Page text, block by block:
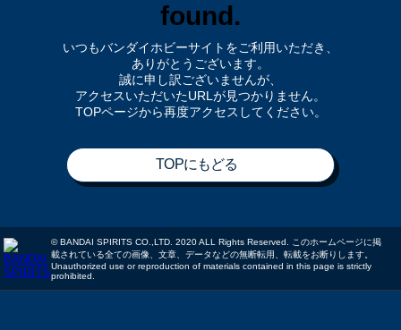
いつもバンダイホビーサイトをご利用いただき、
ありがとうございます。
誠に申し訳ございませんが、
アクセスいただいたURLが見つかりません。
TOPページから再度アクセスしてください。
TOPにもどる
© BANDAI SPIRITS CO.,LTD. 2020 ALL Rights Reserved. このホームページに掲
載されている全ての画像、文章、データなどの無断転用、転載をお断りします。
Unauthorized use or reproduction of materials contained in this page is strictly
prohibited.